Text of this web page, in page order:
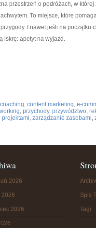
przestrzeń o podróżach, w
To miejsce, które
I nawet jeśli na początku
iskrę: apetyt na wyjazd.
coaching, content marketing, e-
, przychody, przywództwo,
projektami, zarządzanie zasobami,
2026
2026
2026
Spis
Tagi